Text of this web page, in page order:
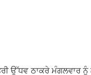
ਉੱਧਵ ਠਾਕਰੇ ਮੰਗਲਵਾਰ ਨੂੰ